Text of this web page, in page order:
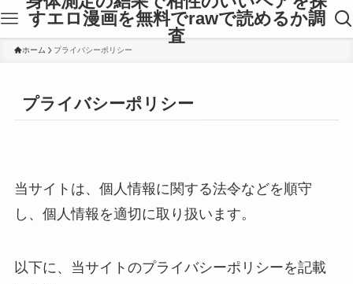
すエロ漫画を無料でrawで読めるか調
査
ホーム プライバシーポリシー
プライバシーポリシー
当サイトは、個人情報に関する法令などを順守
し、個人情報を適切に取り扱います。
以下に、当サイトのプライバシーポリシーを記載